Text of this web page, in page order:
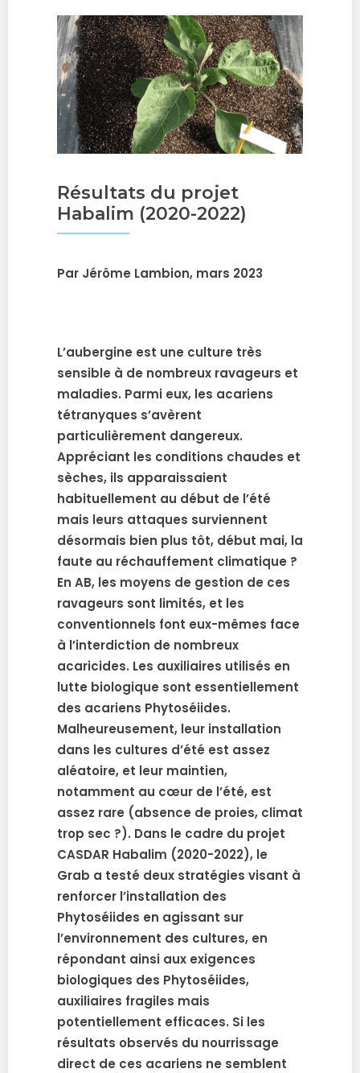
Résultats du projet
Habalim (2020-2022)
Par Jérôme Lambion, mars 2023
L’aubergine est une culture très
sensible à de nombreux ravageurs et
maladies. Parmi eux, les acariens
tétranyques s’avèrent
particulièrement dangereux.
Appréciant les conditions chaudes et
sèches, ils apparaissaient
habituellement au début de l’été
mais leurs attaques surviennent
désormais bien plus tôt, début mai, la
faute au réchauffement climatique ?
En AB, les moyens de gestion de ces
ravageurs sont limités, et les
conventionnels font eux-mêmes face
à l’interdiction de nombreux
acaricides. Les auxiliaires utilisés en
lutte biologique sont essentiellement
des acariens Phytoséiides.
Malheureusement, leur installation
dans les cultures d’été est assez
aléatoire, et leur maintien,
notamment au cœur de l’été, est
assez rare (absence de proies, climat
trop sec ?). Dans le cadre du projet
CASDAR Habalim (2020-2022), le
Grab a testé deux stratégies visant à
renforcer l’installation des
Phytoséiides en agissant sur
l’environnement des cultures, en
répondant ainsi aux exigences
biologiques des Phytoséiides,
auxiliaires fragiles mais
potentiellement efficaces. Si les
résultats observés du nourrissage
direct de ces acariens ne semblent